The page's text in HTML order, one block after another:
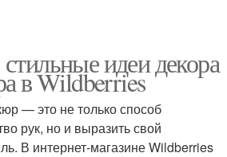
идеи декора
в Wildberries
— это не только способ
рук, но и выразить свой
В интернет-магазине Wildberries